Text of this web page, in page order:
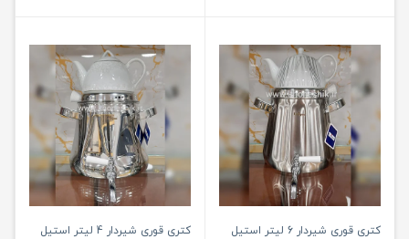
کتری قوری شیردار 6 لیتر استیل
کتری قوری شیردار 4 لیتر استیل